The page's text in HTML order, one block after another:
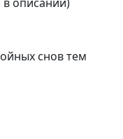
снов тем